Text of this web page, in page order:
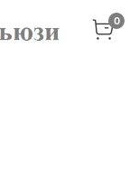
0